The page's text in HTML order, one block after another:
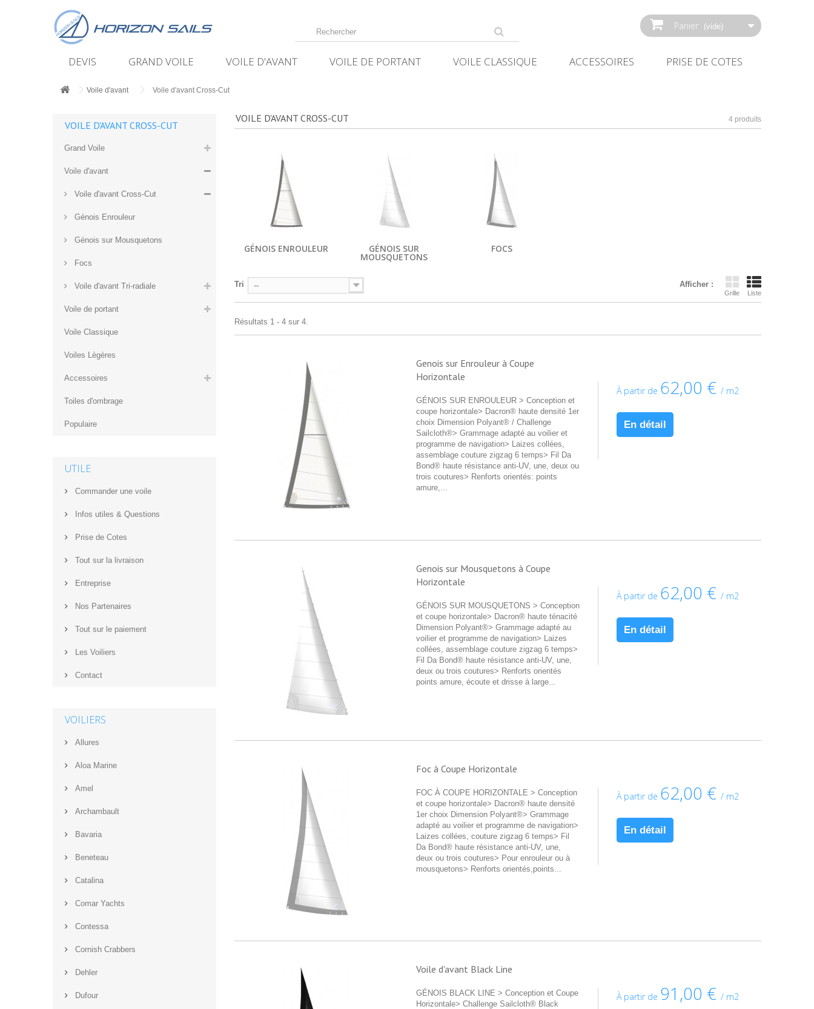
Panier (vide)
DEVIS GRAND VOILE VOILE D'AVANT VOILE DE PORTANT VOILE CLASSIQUE ACCESSOIRES PRISE DE COTES
Voile d'avant Voile d'avant Cross-Cut
VOILE D'AVANT CROSS-CUT
Grand Voile
Voile d'avant
Voile d'avant Cross-Cut
Génois Enrouleur
Génois sur Mousquetons
Focs
Voile d'avant Tri-radiale
Voile de portant
Voile Classique
Voiles Lègères
Accessoires
Toiles d'ombrage
Populaire
UTILE
Commander une voile
Infos utiles & Questions
Prise de Cotes
Tout sur la livraison
Entreprise
Nos Partenaires
Tout sur le paiement
Les Voiliers
Contact
VOILIERS
Allures
Aloa Marine
Amel
Archambault
Bavaria
Beneteau
Catalina
Comar Yachts
Contessa
Cornish Crabbers
Dehler
Dufour
VOILE D'AVANT CROSS-CUT 4 produits
GÉNOIS ENROULEUR GÉNOIS SUR
MOUSQUETONS
FOCS
Afficher :
Grille Liste
Tri --
Résultats 1 - 4 sur 4.
Genois sur Enrouleur à Coupe
Horizontale
GÉNOIS SUR ENROULEUR > Conception et
coupe horizontale> Dacron® haute densité 1er
choix Dimension Polyant® / Challenge
Sailcloth®> Grammage adapté au voilier et
programme de navigation> Laizes collées,
assemblage couture zigzag 6 temps> Fil Da
Bond® haute résistance anti-UV, une, deux ou
trois coutures> Renforts orientés: points
amure,...
À partir de 62,00 € / m2
En détail
Genois sur Mousquetons à Coupe
Horizontale
GÉNOIS SUR MOUSQUETONS > Conception
et coupe horizontale> Dacron® haute ténacité
Dimension Polyant®> Grammage adapté au
voilier et programme de navigation> Laizes
collées, assemblage couture zigzag 6 temps>
Fil Da Bond® haute résistance anti-UV, une,
deux ou trois coutures> Renforts orientés
points amure, écoute et drisse à large...
À partir de 62,00 € / m2
En détail
Foc à Coupe Horizontale
FOC À COUPE HORIZONTALE > Conception
et coupe horizontale> Dacron® haute densité
1er choix Dimension Polyant®> Grammage
adapté au voilier et programme de navigation>
Laizes collées, couture zigzag 6 temps> Fil
Da Bond® haute résistance anti-UV, une,
deux ou trois coutures> Pour enrouleur ou à
mousquetons> Renforts orientés,points...
À partir de 62,00 € / m2
En détail
Voile d'avant Black Line
GÉNOIS BLACK LINE > Conception et Coupe
Horizontale> Challenge Sailcloth® Black
À partir de 91,00 € / m2